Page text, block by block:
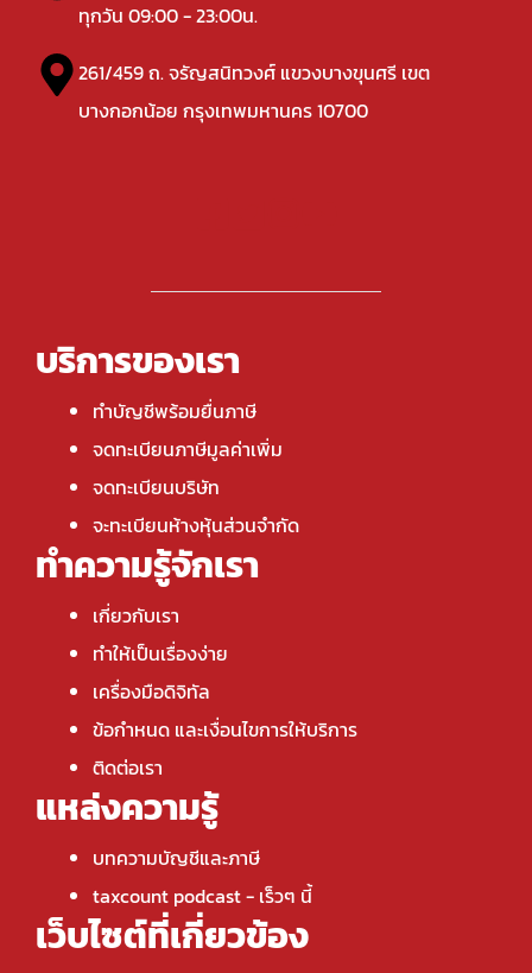
ทุกวัน 09:00 - 23:00น.
261/459 ถ. จรัญสนิทวงศ์ แขวงบางขุนศรี เขต
บางกอกน้อย กรุงเทพมหานคร 10700
บริการของเรา
ทำบัญชีพร้อมยื่นภาษี
จดทะเบียนภาษีมูลค่าเพิ่ม
จดทะเบียนบริษัท
จะทะเบียนห้างหุ้นส่วนจำกัด
ทำความรู้จักเรา
เกี่ยวกับเรา
ทำให้เป็นเรื่องง่าย
เครื่องมือดิจิทัล
ข้อกำหนด และเงื่อนไขการให้บริการ
ติดต่อเรา
แหล่งความรู้
บทความบัญชีและภาษี
taxcount podcast- เร็วๆ นี้
เว็บไซต์ที่เกี่ยวข้อง